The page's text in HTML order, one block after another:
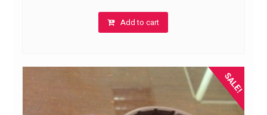
Add to cart
SALE!